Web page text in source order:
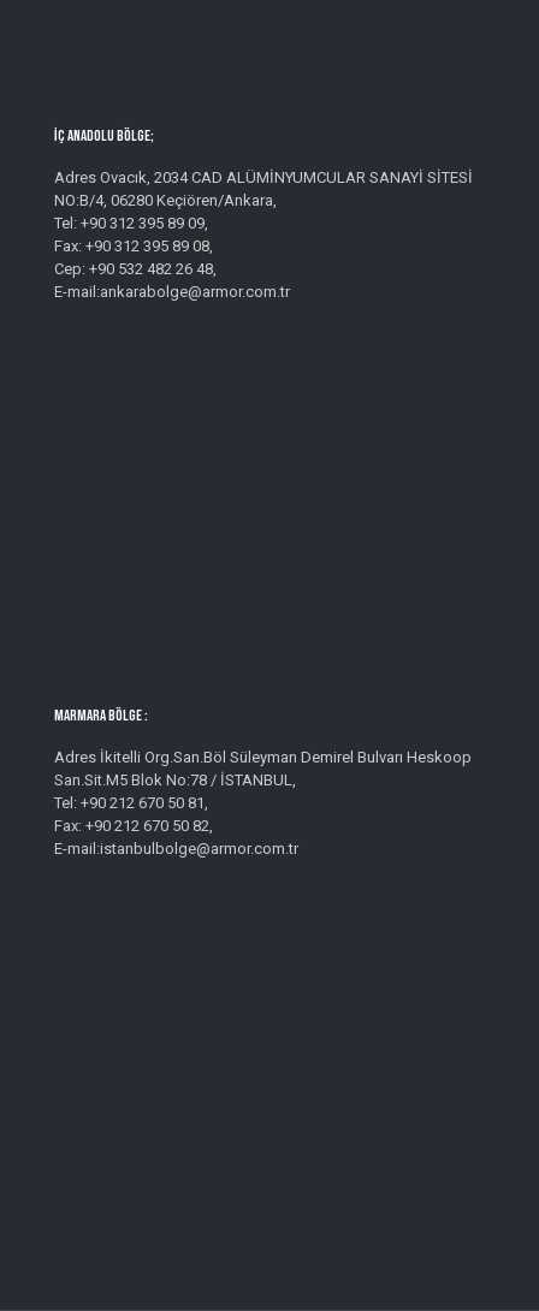
İç Anadolu Bölge;
Adres Ovacık, 2034 CAD ALÜMİNYUMCULAR SANAYİ SİTESİ
NO:B/4, 06280 Keçiören/Ankara,
Tel: +90 312 395 89 09,
Fax: +90 312 395 89 08,
Cep: +90 532 482 26 48,
E-mail:ankarabolge@armor.com.tr
MARMARA BÖLGE :
Adres İkitelli Org.San.Böl Süleyman Demirel Bulvarı Heskoop
San.Sit.M5 Blok No:78 / İSTANBUL,
Tel: +90 212 670 50 81,
Fax: +90 212 670 50 82,
E-mail:istanbulbolge@armor.com.tr